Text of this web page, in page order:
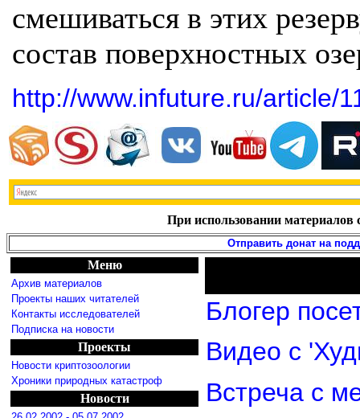
смешиваться в этих
состав поверхностных
http://www.infuture.ru/article/
При использовании материалов
Отправить донат на
Меню
Архив материалов
Проекты наших читателей
Контакты исследователей
Подписка на новости
Проекты
Новости криптозоологии
Хроники природных катастроф
Новости
Блогер
Видео с
Встреча с